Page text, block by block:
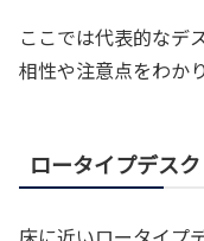
ここでは代表的なデ
相性や注意点をわか
ロータイプデスク